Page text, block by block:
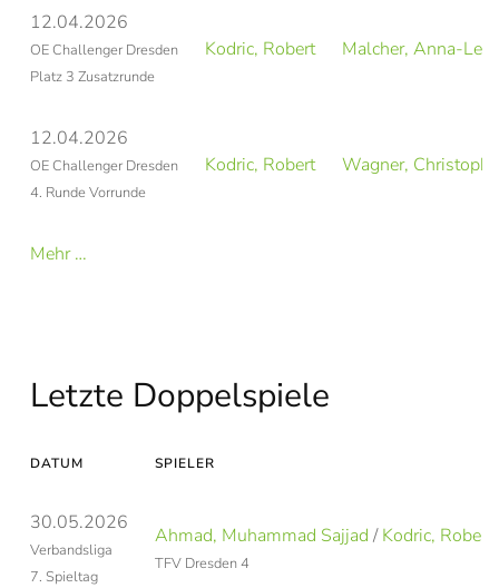
12.04.2026
OE Challenger Dresden
Platz 3 Zusatzrunde
Kodric, Robert Malcher, Anna-
12.04.2026
OE Challenger Dresden
4. Runde Vorrunde
Kodric, Robert Wagner, Christoph
Mehr …
Letzte Doppelspiele
DATUM SPIELER
30.05.2026
Verbandsliga
7. Spieltag
Ahmad, Muhammad Sajjad /Kodric, Robert
TFV Dresden 4